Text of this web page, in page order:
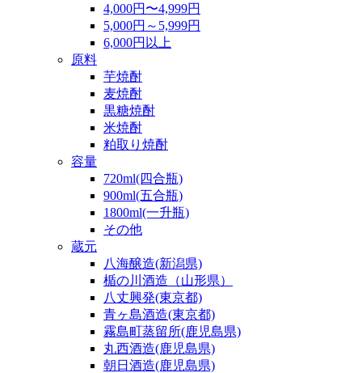
4,000円〜4,999円
5,000円～5,999円
6,000円以上
原料
芋焼酎
麦焼酎
黒糖焼酎
米焼酎
粕取り焼酎
容量
720ml(四合瓶)
900ml(五合瓶)
1800ml(一升瓶)
その他
蔵元
八海醸造(新潟県)
楯の川酒造（山形県）
八丈興発(東京都)
青ヶ島酒造(東京都)
霧島町蒸留所(鹿児島県)
丸西酒造(鹿児島県)
朝日酒造(鹿児島県)